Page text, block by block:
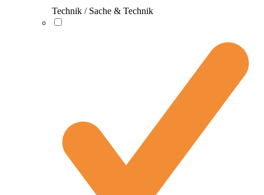
Technik / Sache & Technik